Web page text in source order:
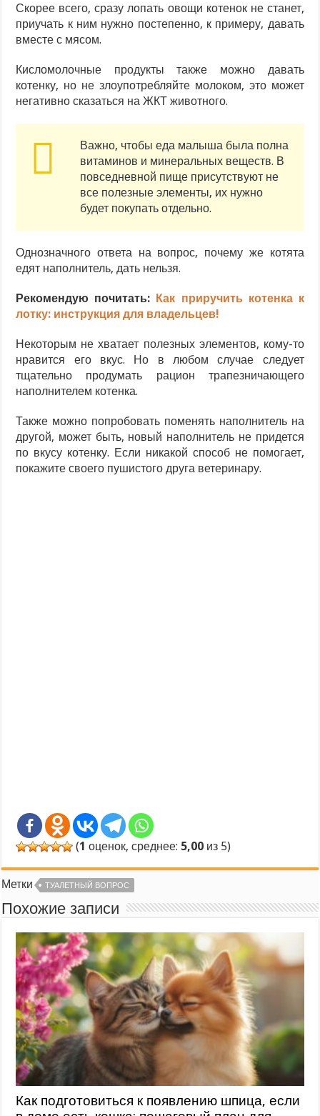
Скорее всего, сразу лопать овощи котенок не станет,
приучать к ним нужно постепенно, к примеру, давать
вместе с мясом.
Кисломолочные продукты также можно давать
котенку, но не злоупотребляйте молоком, это может
негативно сказаться на ЖКТ животного.
Важно, чтобы еда малыша была полна
витаминов и минеральных веществ. В
повседневной пище присутствуют не
все полезные элементы, их нужно
будет покупать отдельно.
Однозначного ответа на вопрос, почему же котята
едят наполнитель, дать нельзя.
Рекомендую почитать: Как приручить котенка к
лотку: инструкция для владельцев!
Некоторым не хватает полезных элементов, кому-то
нравится его вкус. Но в любом случае следует
тщательно продумать рацион трапезничающего
наполнителем котенка.
Также можно попробовать поменять наполнитель на
другой, может быть, новый наполнитель не придется
по вкусу котенку. Если никакой способ не помогает,
покажите своего пушистого друга ветеринару.
(1 оценок, среднее: 5,00 из 5)
Метки ТУАЛЕТНЫЙ ВОПРОС
Похожие записи
Как подготовиться к появлению шпица, если